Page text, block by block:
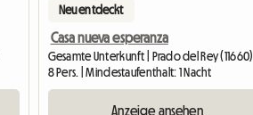
Neu entdeckt
Casa nueva esperanza
Gesamte Unterkunft | Prado del Rey (11660)
8 Pers. | Mindestaufenthalt: 1 Nacht
Anzeige ansehen